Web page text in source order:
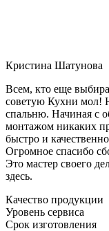
Кристина Шатунова
Всем, кто еще
советую Кухни мол!
спальню. Начиная с
монтажом никаких
быстро и
Огромное спасибо
Это мастер своего
здесь.
Качество продукции
Уровень сервиса
Срок изготовления